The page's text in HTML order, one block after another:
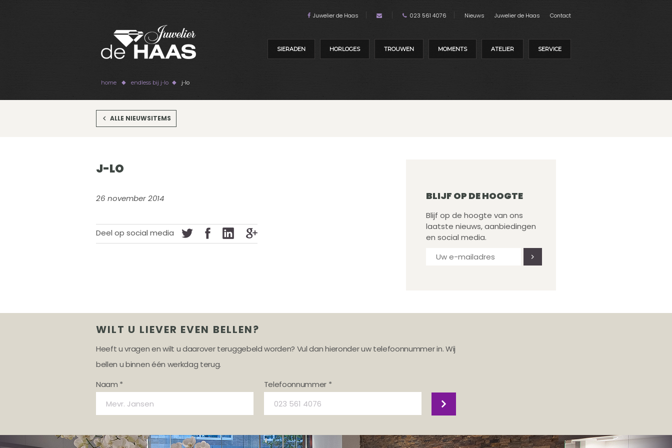
Juwelier de Haas 023 561 4076 Nieuws Juwelier de Haas Contact
SIERADEN HORLOGES TROUWEN MOMENTS ATELIER SERVICE
home endless bij j-lo j-lo
ALLE NIEUWSITEMS
J-LO
26 november 2014
Deel op social media
BLIJF OP DE HOOGTE
Blijf op de hoogte van ons
laatste nieuws, aanbiedingen
en social media.
WILT U LIEVER EVEN BELLEN?
Heeft u vragen en wilt u daarover teruggebeld worden? Vul dan hieronder uw telefoonnummer in. Wij
bellen u binnen één werkdag terug.
Naam *
Telefoonnummer *